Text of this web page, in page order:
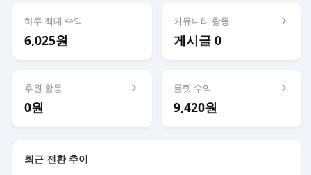
하루 최대 수익
6,025원
커뮤니티 활동
게시글 0
후원 활동
0원
룰렛 수익
9,420원
최근 전환 추이